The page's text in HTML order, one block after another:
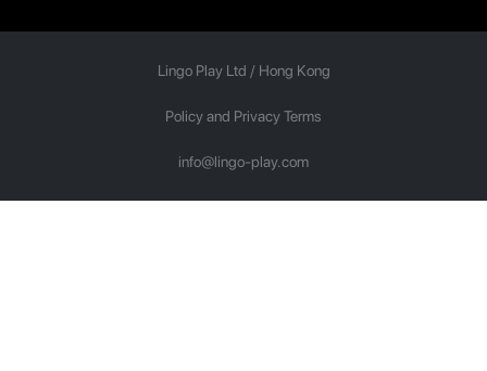
Lingo Play Ltd / Hong Kong
Policy and Privacy Terms
info@lingo-play.com